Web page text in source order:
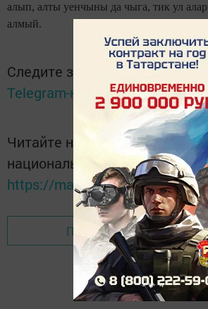
алып, алты уенчыны да чыга, тик ул
алмый.
Следите за самым важным и
Telegram-каналеТатмедиа
Читайте новости Татарстана в
национальном мессенджере
https://max.ru/tatmedia
Перейти на страницу